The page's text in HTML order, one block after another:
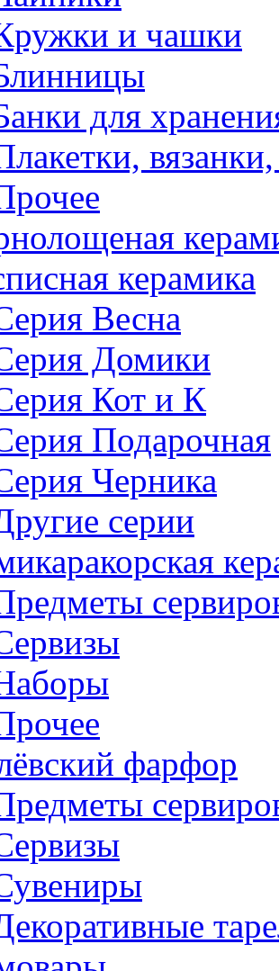
и чашки
для
керамика
Весна
Домики
Кот и К
Подарочная
Черника
серии
фарфор